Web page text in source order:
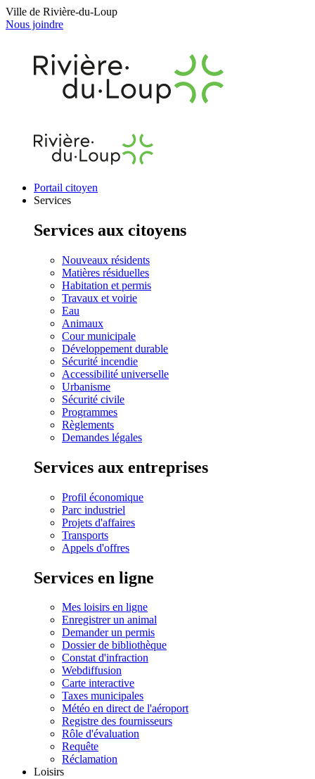
Ville de Rivière-du-Loup
Nous joindre
Portail citoyen
Services
Services aux citoyens
Nouveaux résidents
Matières résiduelles
Habitation et permis
Travaux et voirie
Eau
Animaux
Cour municipale
Développement durable
Sécurité incendie
Accessibilité universelle
Urbanisme
Sécurité civile
Programmes
Règlements
Demandes légales
Services aux entreprises
Profil économique
Parc industriel
Projets d'affaires
Transports
Appels d'offres
Services en ligne
Mes loisirs en ligne
Enregistrer un animal
Demander un permis
Dossier de bibliothèque
Constat d'infraction
Webdiffusion
Carte interactive
Taxes municipales
Météo en direct de l'aéroport
Registre des fournisseurs
Rôle d'évaluation
Requête
Réclamation
Loisirs